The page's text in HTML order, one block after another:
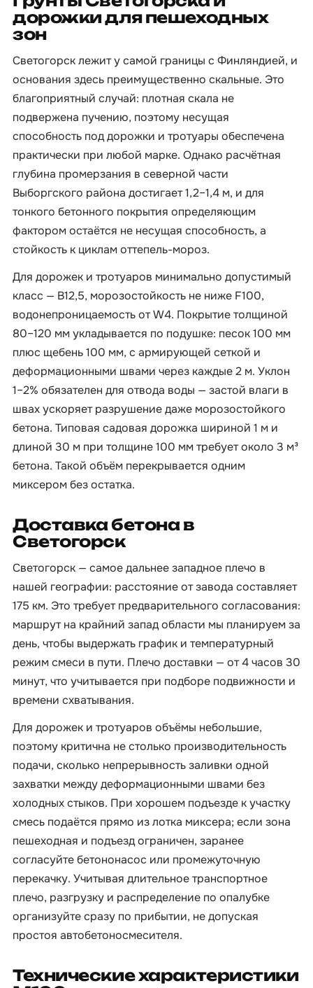
дорожки для пешеходных
зон
Светогорск лежит у самой границы с Финляндией, и
основания здесь преимущественно скальные. Это
благоприятный случай: плотная скала не
подвержена пучению, поэтому несущая
способность под дорожки и тротуары обеспечена
практически при любой марке. Однако расчётная
глубина промерзания в северной части
Выборгского района достигает 1,2–1,4 м, и для
тонкого бетонного покрытия определяющим
фактором остаётся не несущая способность, а
стойкость к циклам оттепель-мороз.
Для дорожек и тротуаров минимально допустимый
класс — B12,5, морозостойкость не ниже F100,
водонепроницаемость от W4. Покрытие толщиной
80–120 мм укладывается по подушке: песок 100 мм
плюс щебень 100 мм, с армирующей сеткой и
деформационными швами через каждые 2 м. Уклон
1–2% обязателен для отвода воды — застой влаги в
швах ускоряет разрушение даже морозостойкого
бетона. Типовая садовая дорожка шириной 1 м и
длиной 30 м при толщине 100 мм требует около 3 м³
бетона. Такой объём перекрывается одним
миксером без остатка.
Доставка бетона в
Светогорск
Светогорск — самое дальнее западное плечо в
нашей географии: расстояние от завода составляет
175 км. Это требует предварительного согласования:
маршрут на крайний запад области мы планируем за
день, чтобы выдержать график и температурный
режим смеси в пути. Плечо доставки — от 4 часов 30
минут, что учитывается при подборе подвижности и
времени схватывания.
Для дорожек и тротуаров объёмы небольшие,
поэтому критична не столько производительность
подачи, сколько непрерывность заливки одной
захватки между деформационными швами без
холодных стыков. При хорошем подъезде к участку
смесь подаётся прямо из лотка миксера; если зона
пешеходная и подъезд ограничен, заранее
согласуйте бетононасос или промежуточную
перекачку. Учитывая длительное транспортное
плечо, разгрузку и распределение по опалубке
организуйте сразу по прибытии, не допуская
простоя автобетоносмесителя.
Технические характеристики